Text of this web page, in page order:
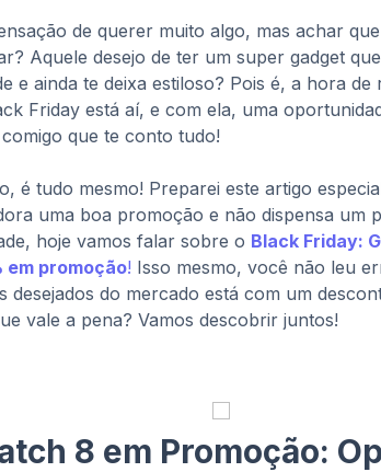
de querer muito algo, mas achar
Aquele desejo de ter um super gadget
e ainda te deixa estiloso? Pois é, a hora de
Friday está aí, e com ela, uma
que te conto tudo!
é tudo mesmo! Preparei este artigo
uma boa promoção e não dispensa um
hoje vamos falar sobre o Black Friday:
em promoção! Isso mesmo, você não leu
desejados do mercado está com um
vale a pena? Vamos descobrir juntos!
8 em Promoção: